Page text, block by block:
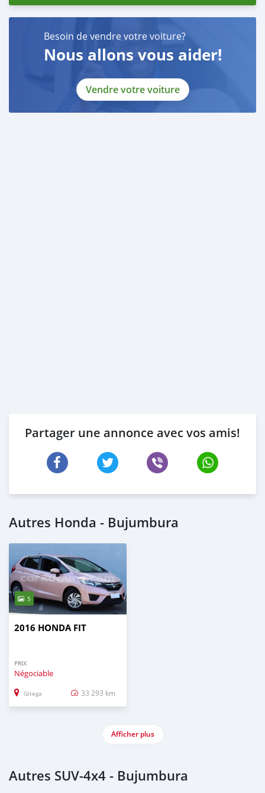
Besoin de vendre votre voiture?
Nous allons vous aider!
Vendre votre voiture
Partager une annonce avec vos amis!
Autres Honda - Bujumbura
5
2016 HONDA FIT
PRIX
Négociable
Gitega 33 293 km
Afficher plus
Autres SUV‒4x4 - Bujumbura